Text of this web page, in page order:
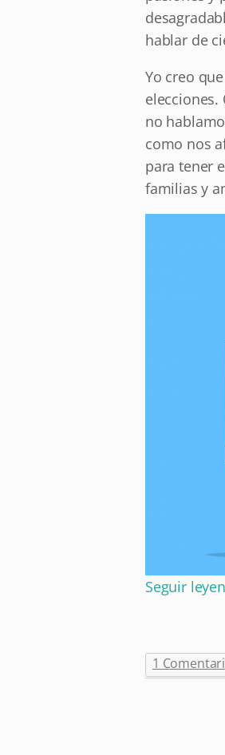
hablar de
Yo creo
elecciones.
no
como nos
para tener
familias y
Seguir
1